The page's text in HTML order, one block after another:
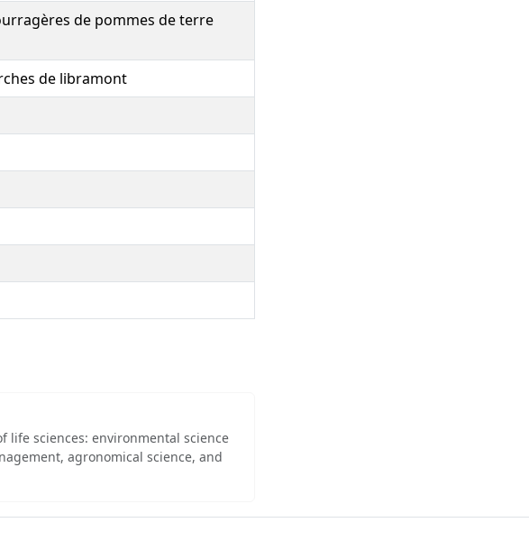
de pommes de terre
de libramont
life sciences: environmental science
agronomical science, and